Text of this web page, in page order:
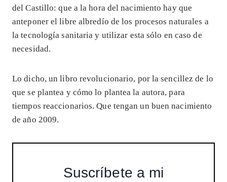
del Castillo: que a la hora del nacimiento hay que
anteponer el libre albredío de los procesos naturales a
la tecnología sanitaria y utilizar esta sólo en caso de
necesidad.
Lo dicho, un libro revolucionario, por la sencillez de lo
que se plantea y cómo lo plantea la autora, para
tiempos reaccionarios. Que tengan un buen nacimiento
de año 2009.
Suscríbete a mi